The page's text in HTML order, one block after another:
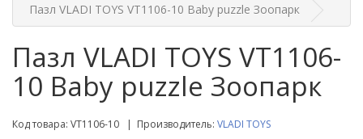
Пазл VLADI TOYS VT1106-10 Baby puzzle Зоопарк
Пазл VLADI TOYS VT1106-
10 Baby puzzle Зоопарк
Код товара: VT1106-10 | Производитель: VLADI TOYS